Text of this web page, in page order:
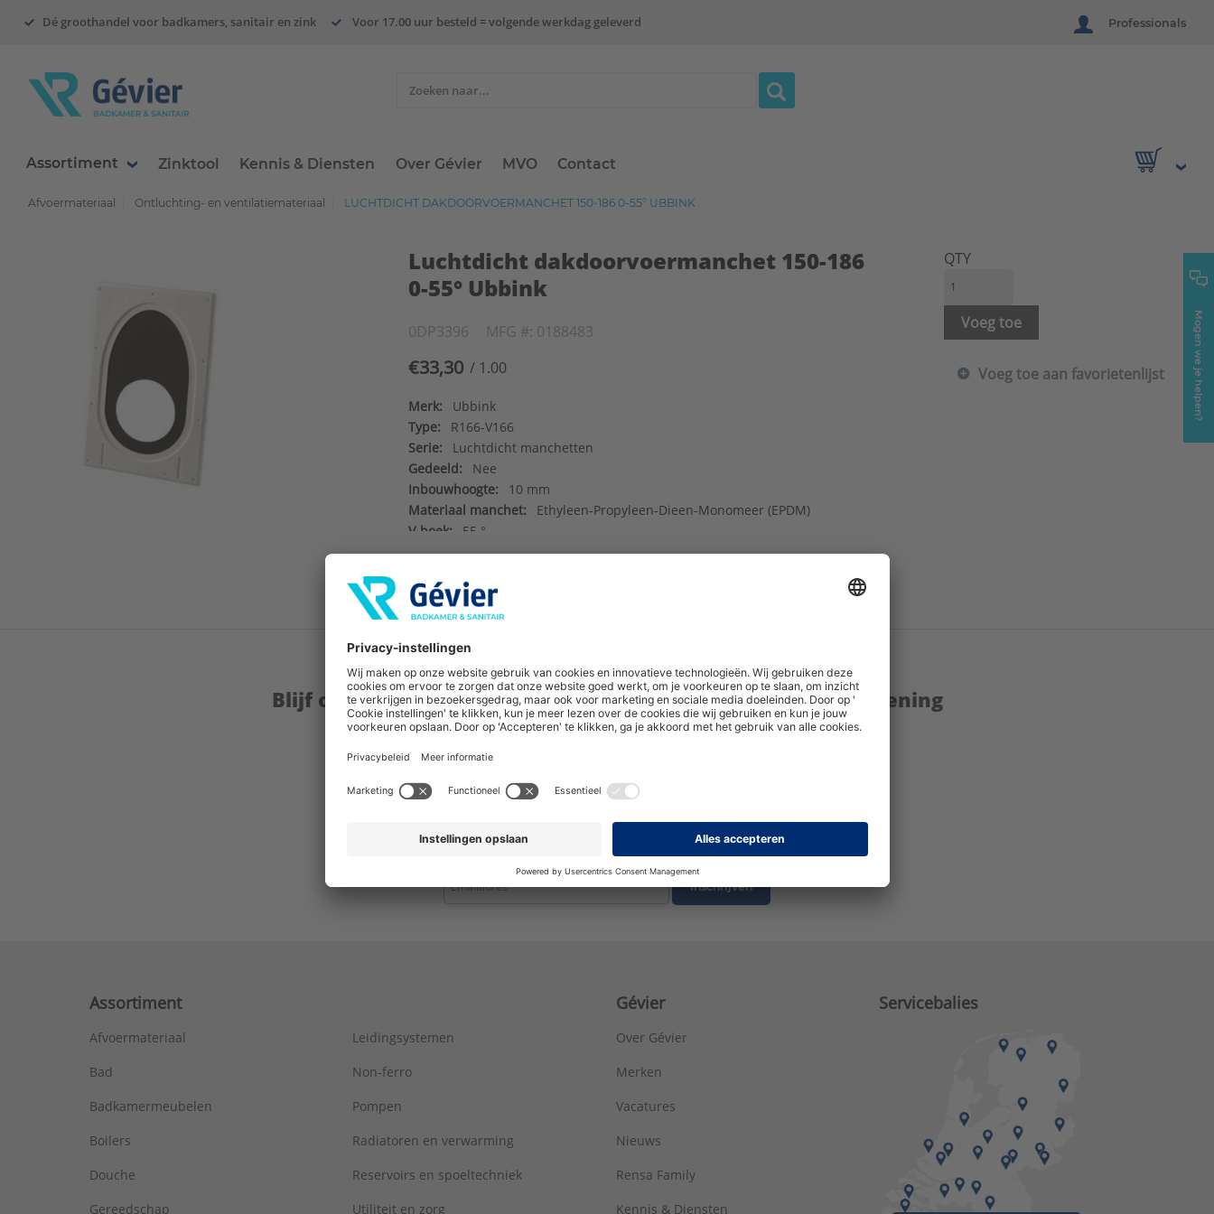
Dé groothandel voor badkamers, sanitair en zink Voor 17.00 uur besteld = volgende werkdag geleverd Professionals
Assortiment Zinktool Kennis & Diensten Over Gévier MVO Contact
Mogen we je helpen?
Afvoermateriaal Ontluchting- en ventilatiemateriaal LUCHTDICHT DAKDOORVOERMANCHET 150-186 0-55° UBBINK
Luchtdicht dakdoorvoermanchet 150-186
0-55° Ubbink
0DP3396 MFG #: 0188483
€33,30 / 1.00
Merk:
Ubbink
Type:
R166-V166
Serie:
Luchtdicht manchetten
Gedeeld:
Nee
Inbouwhoogte:
10 mm
Materiaal manchet:
Ethyleen-Propyleen-Dieen-Monomeer (EPDM)
V-hoek:
55 °
Weefselversterkt manchet: Nee
QTY
Voeg toe
Voeg toe aan favorietenlijst
Blijf op de hoogte van nieuwe producten en onze dienstverlening
Ons laatste nieuws ontvangen omtrent productnieuws, acties en andere interessante zaken?
Inschrijven
Assortiment
Afvoermateriaal
Bad
Badkamermeubelen
Boilers
Douche
Gereedschap
Leidingsystemen
Non-ferro
Pompen
Radiatoren en verwarming
Reservoirs en spoeltechniek
Utiliteit en zorg
Gévier
Over Gévier
Merken
Vacatures
Nieuws
Rensa Family
Kennis & Diensten
Servicebalies